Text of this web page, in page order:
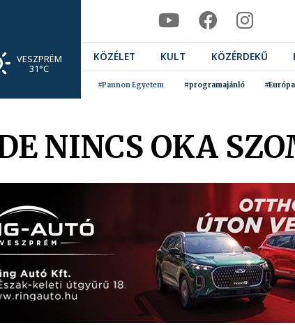
VESZPRÉM
31°C
KÖZÉLET KULT KÖZÉRDEKŰ
#Pannon Egyetem #programajánló
NINCS OKA